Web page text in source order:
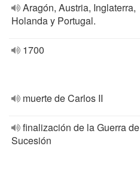
Aragón, Austria, Inglaterra,
Holanda y Portugal.
1700
muerte de Carlos II
finalización de la Guerra de
Sucesión